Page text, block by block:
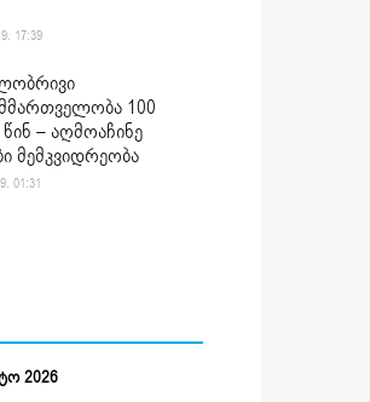
17:39
100
– აღმოაჩინე
მემკვიდრეობა
01:31
2026